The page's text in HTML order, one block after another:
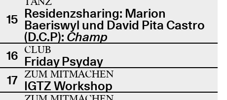
15 Residenzsharing: Marion
Baeriswyl und David Pita Castro
(D.C.P): Champ
16 CLUB
Friday Psyday
17 ZUM MITMACHEN
IGTZ Workshop